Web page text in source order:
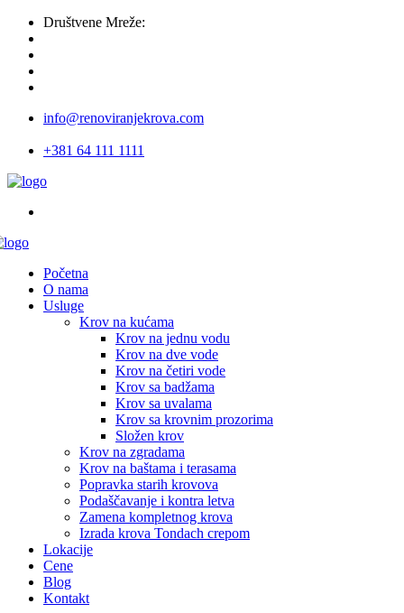
Društvene Mreže:
info@renoviranjekrova.com
+381 64 111 1111
Početna
O nama
Usluge
Krov na kućama
Krov na jednu vodu
Krov na dve vode
Krov na četiri vode
Krov sa badžama
Krov sa uvalama
Krov sa krovnim prozorima
Složen krov
Krov na zgradama
Krov na baštama i terasama
Popravka starih krovova
Podaščavanje i kontra letva
Zamena kompletnog krova
Izrada krova Tondach crepom
Lokacije
Cene
Blog
Kontakt